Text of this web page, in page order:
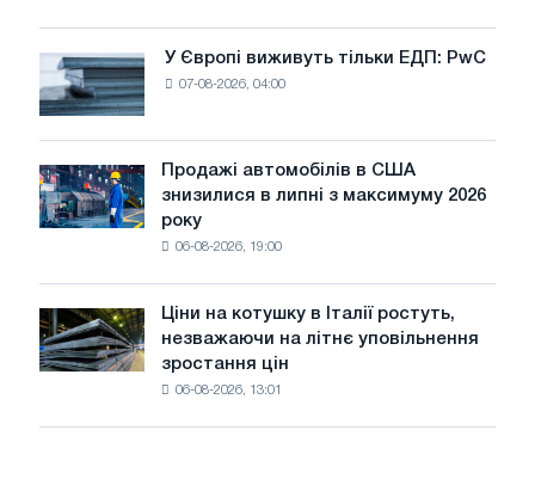
трамвайних
колій
Москви
і
Ярославля
Європі
виживуть
тільки
ЕДП:
PwC
У Європі виживуть тільки ЕДП: PwC
07-08-2026, 04:00
Продажі
автомобілів
в
липні
з
максимуму
року
Продажі автомобілів в США
знизилися в липні з максимуму 2026
року
06-08-2026, 19:00
Ціни
на
котушку
Ціни на котушку в Італії ростуть,
незважаючи на літнє уповільнення
зростання цін
06-08-2026, 13:01